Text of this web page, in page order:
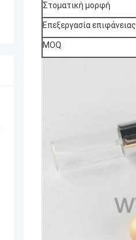
Στοματική μορφή
Επεξεργασία επιφάνειας
MOQ